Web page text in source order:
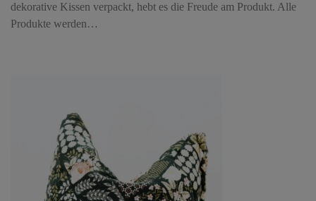
dekorative Kissen verpackt, hebt es die Freude am Produkt. Alle
Produkte werden…